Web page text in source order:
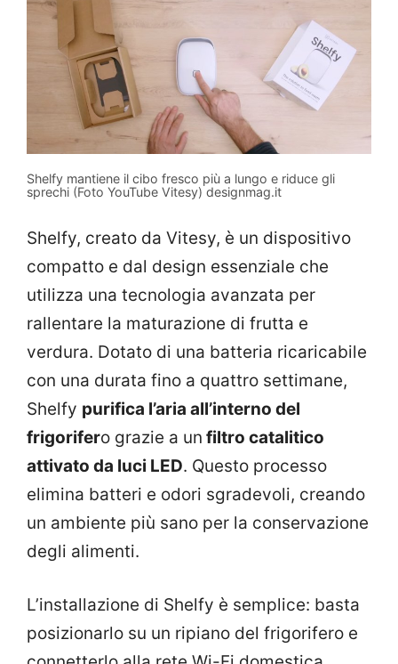
Shelfy mantiene il cibo fresco più a lungo e riduce gli
sprechi (Foto YouTube Vitesy) designmag.it
Shelfy, creato da Vitesy, è un dispositivo
compatto e dal design essenziale che
utilizza una tecnologia avanzata per
rallentare la maturazione di frutta e
verdura. Dotato di una batteria ricaricabile
con una durata fino a quattro settimane,
Shelfy purifica l’aria all’interno del
frigorifero grazie a un filtro catalitico
attivato da luci LED. Questo processo
elimina batteri e odori sgradevoli, creando
un ambiente più sano per la conservazione
degli alimenti.
L’installazione di Shelfy è semplice: basta
posizionarlo su un ripiano del frigorifero e